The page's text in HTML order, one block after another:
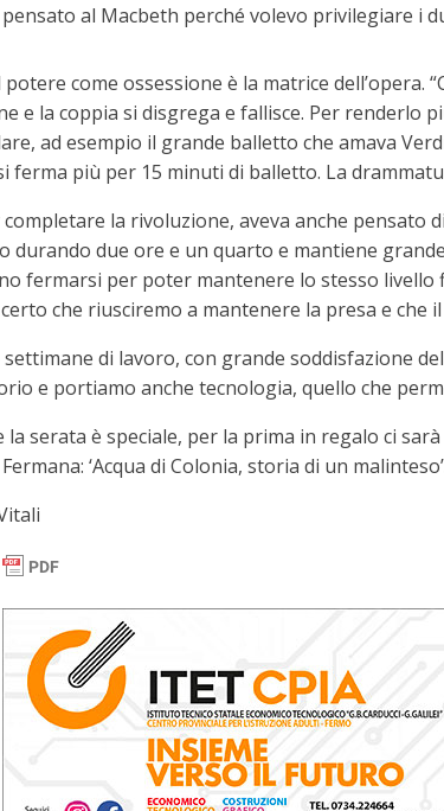
al Macbeth perché volevo privilegiare i
potere come ossessione è la matrice
e la coppia si disgrega e fallisce. Per
ad esempio il grande balletto che amava
ferma più per 15 minuti di balletto. La
completare la rivoluzione, aveva anche pensato
durando due ore e un quarto e mantiene
fermarsi per poter mantenere lo stesso livello
che riusciremo a mantenere la presa e
di lavoro, con grande soddisfazione
e portiamo anche tecnologia, quello che
la serata è speciale, per la prima in regalo ci
‘Acqua di Colonia, storia di un